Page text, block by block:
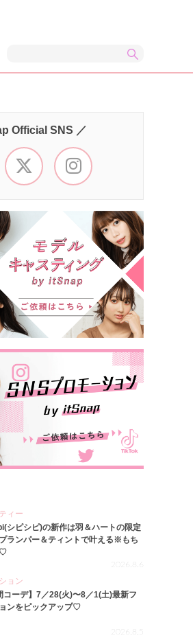
Official SNS ／
ィー
シピシピ)の新作は羽＆ハートの限定
ランパー＆ティントで叶える※もち
♡
2026.8.6
ョン
コーデ】7／28(火)〜8／1(土)最新フ
ンをピックアップ♡
2026.8.5